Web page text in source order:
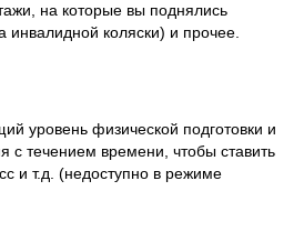
на которые вы поднялись
коляски) и прочее.
уровень физической подготовки и
с течением времени, чтобы ставить
и т.д. (недоступно в режиме